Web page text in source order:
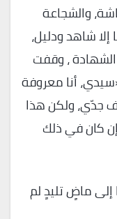
والشجاعة
شاهد ودليل،
، وقفت
أنا معروفة
جدّي، ولكن هذا
كان في ذلك
إلى ماضٍ تليدٍ لم